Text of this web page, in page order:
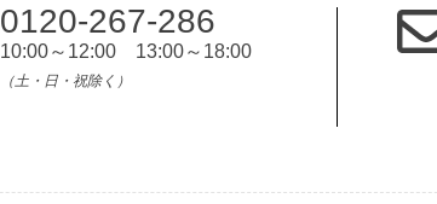
0120-267-286
10:00～12:00 13:00～18:00
（土・日・祝除く）